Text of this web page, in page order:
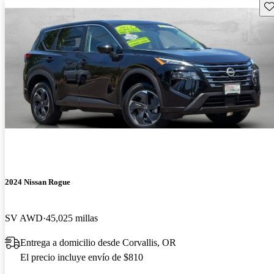
2024 Nissan Rogue
SV AWD 45,025 millas
Entrega a domicilio desde Corvallis, OR
El precio incluye envío de $810